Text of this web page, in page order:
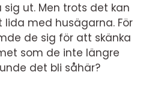
ut. Men trots det kan
med husägarna. För
de sig för att skänka
som de inte längre
det bli såhär?